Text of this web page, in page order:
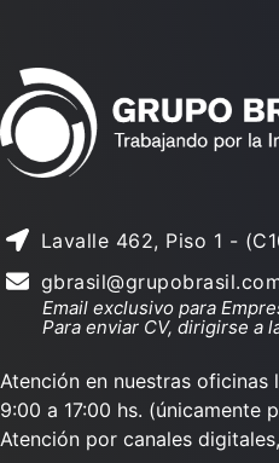
Lavalle 462, Piso 1 -
Email exclusivo para
Para enviar CV, dirigirse a
Atención en nuestras
9:00 a 17:00 hs. (únicamente
Atención por canales